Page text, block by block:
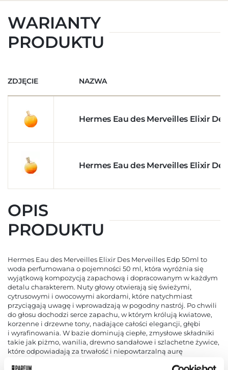
WARIANTY
PRODUKTU
ZDJĘCIE NAZWA
Hermes Eau des Merveilles Elixir
Hermes Eau des Merveilles Elixir
OPIS
PRODUKTU
Hermes Eau des Merveilles Elixir Des Merveilles Edp 50ml to
woda perfumowana o pojemności 50 ml, która wyróżnia się
wyjątkową kompozycją zapachową i dopracowanym w każdym
detalu charakterem. Nuty głowy otwierają się świeżymi,
cytrusowymi i owocowymi akordami, które natychmiast
przyciągają uwagę i wprowadzają w pogodny nastrój. Po chwili
do głosu dochodzi serce zapachu, w którym królują kwiatowe,
korzenne i drzewne tony, nadające całości elegancji, głębi
i wyrafinowania. W bazie dominują ciepłe, zmysłowe składniki
takie jak piżmo, wanilia, drewno sandałowe i szlachetne żywice,
które odpowiadają za trwałość i niepowtarzalną aurę